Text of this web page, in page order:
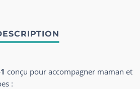
conçu pour accompagner maman et
: